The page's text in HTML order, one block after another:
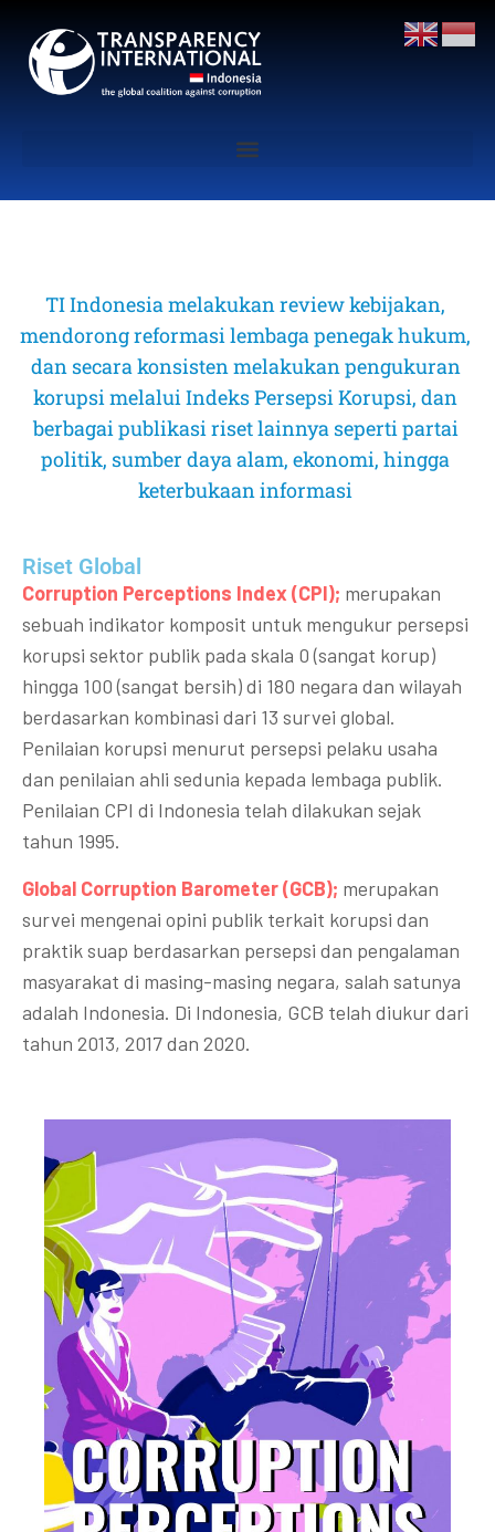
TI Indonesia melakukan review kebijakan,
mendorong reformasi lembaga penegak hukum,
dan secara konsisten melakukan pengukuran
korupsi melalui Indeks Persepsi Korupsi, dan
berbagai publikasi riset lainnya seperti partai
politik, sumber daya alam, ekonomi, hingga
keterbukaan informasi
Riset Global​
Corruption Perceptions Index (CPI); merupakan
sebuah indikator komposit untuk mengukur persepsi
korupsi sektor publik pada skala 0 (sangat korup)
hingga 100 (sangat bersih) di 180 negara dan wilayah
berdasarkan kombinasi dari 13 survei global.
Penilaian korupsi menurut persepsi pelaku usaha
dan penilaian ahli sedunia kepada lembaga publik.
Penilaian CPI di Indonesia telah dilakukan sejak
tahun 1995.
Global Corruption Barometer (GCB); merupakan
survei mengenai opini publik terkait korupsi dan
praktik suap berdasarkan persepsi dan pengalaman
masyarakat di masing-masing negara, salah satunya
adalah Indonesia. Di Indonesia, GCB telah diukur dari
tahun 2013, 2017 dan 2020.